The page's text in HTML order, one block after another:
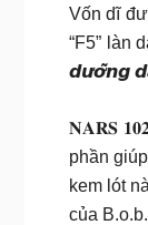
Vốn dĩ
“F5” làn
𝙙𝙪̛𝙤̛̃𝙣𝙜
𝐍𝐀𝐑𝐒
phần
kem lót
của